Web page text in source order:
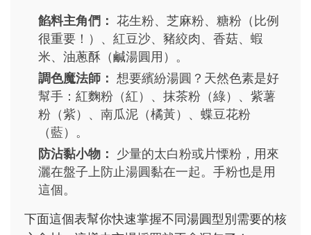
餡料主角們： 花生粉、芝麻粉、糖粉（比例
很重要！）、紅豆沙、豬絞肉、香菇、蝦
米、油蔥酥（鹹湯圓用）。
調色魔法師： 想要繽紛湯圓？天然色素是好
幫手：紅麴粉（紅）、抹茶粉（綠）、紫薯
粉（紫）、南瓜泥（橘黃）、蝶豆花粉
（藍）。
防沾黏小物：
少量的太白粉或片慄粉，用來
灑在盤子上防止湯圓黏在一起。手粉也是用
這個。
下面這個表幫你快速掌握不同湯圓型別需要的核